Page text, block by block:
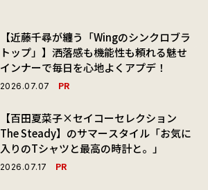
【近藤千尋が纏う「Wingのシンクロブラ
トップ」】洒落感も機能性も頼れる魅せ
インナーで毎日を心地よくアプデ！
2026.07.07 PR
【百田夏菜子×セイコーセレクション
The Steady】のサマースタイル「お気に
入りのTシャツと最高の時計と。」
2026.07.17 PR